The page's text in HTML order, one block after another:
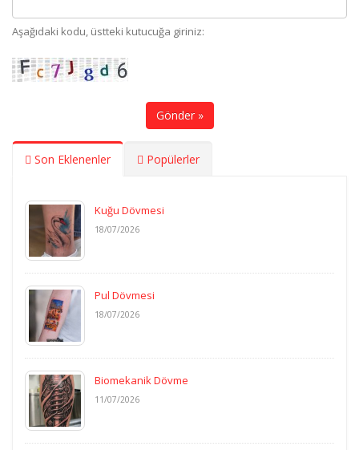
Aşağıdaki kodu, üstteki kutucuğa giriniz:
Gönder »
Son Eklenenler Popülerler
Kuğu Dövmesi
18/07/2026
Pul Dövmesi
18/07/2026
Biomekanik Dövme
11/07/2026